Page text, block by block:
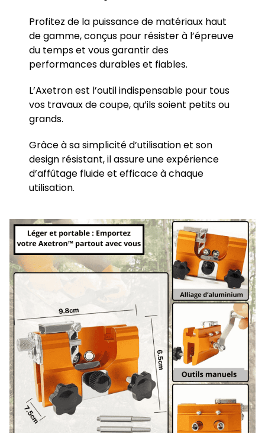
Profitez de la puissance de matériaux haut
de gamme, conçus pour résister à l’épreuve
du temps et vous garantir des
performances durables et fiables.
L’Axetron est l’outil indispensable pour tous
vos travaux de coupe, qu’ils soient petits ou
grands.
Grâce à sa simplicité d’utilisation et son
design résistant, il assure une expérience
d’affûtage fluide et efficace à chaque
utilisation.